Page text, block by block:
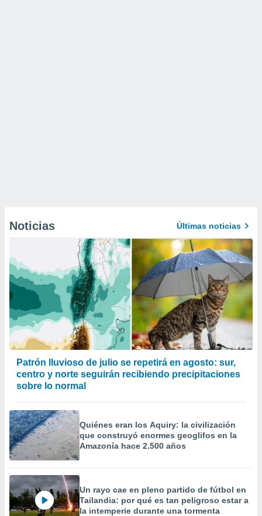
Noticias Últimas noticias
Patrón lluvioso de julio se repetirá en agosto: sur,
centro y norte seguirán recibiendo precipitaciones
sobre lo normal
Quiénes eran los Aquiry: la civilización
que construyó enormes geoglifos en la
Amazonía hace 2.500 años
Un rayo cae en pleno partido de fútbol en
Tailandia: por qué es tan peligroso estar a
la intemperie durante una tormenta